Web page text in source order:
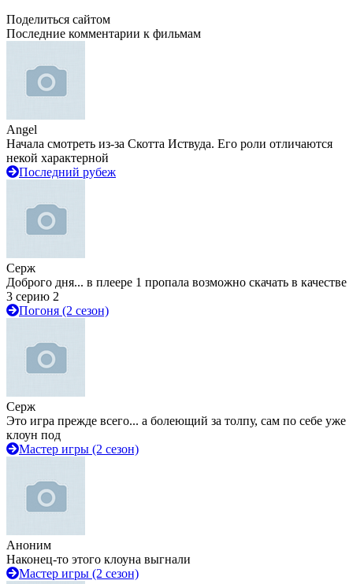
Поделиться сайтом
Последние комментарии к фильмам
Angel
Начала смотреть из-за Скотта Иствуда. Его роли отличаются
некой характерной
Последний рубеж
Серж
Доброго дня... в плеере 1 пропала возможно скачать в качестве
3 серию 2
Погоня (2 сезон)
Серж
Это игра прежде всего... а болеющий за толпу, сам по себе уже
клоун под
Мастер игры (2 сезон)
Аноним
Наконец-то этого клоуна выгнали
Мастер игры (2 сезон)